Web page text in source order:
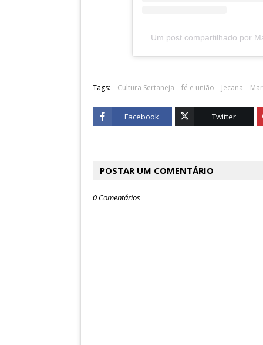
Um post compartilhado por
Tags: Cultura Sertaneja fé e união Jecana
Facebook Twitter
POSTAR UM COMENTÁRIO
0 Comentários